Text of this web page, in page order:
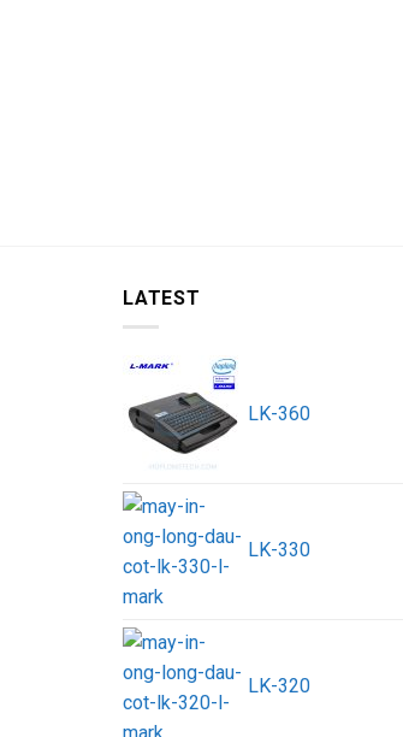
LATEST
LK-360
LK-330
LK-320